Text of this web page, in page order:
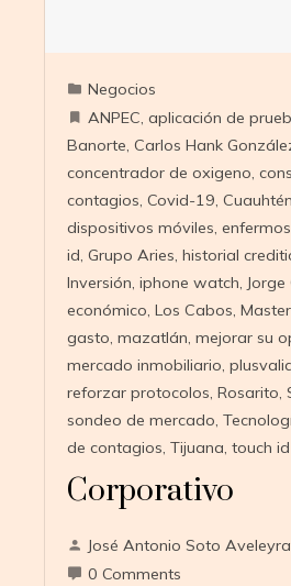
Negocios
ANPEC, aplicación de
Banorte, Carlos Hank
concentrador de oxigeno,
contagios, Covid-19,
dispositivos móviles,
id, Grupo Aries, historial
Inversión, iphone watch, Jorge
económico, Los Cabos,
gasto, mazatlán, mejorar su
mercado inmobiliario,
reforzar protocolos, Rosarito,
sondeo de mercado,
de contagios, Tijuana, touch id
Corporativo
José Antonio Soto Aveleyra
0 Comments